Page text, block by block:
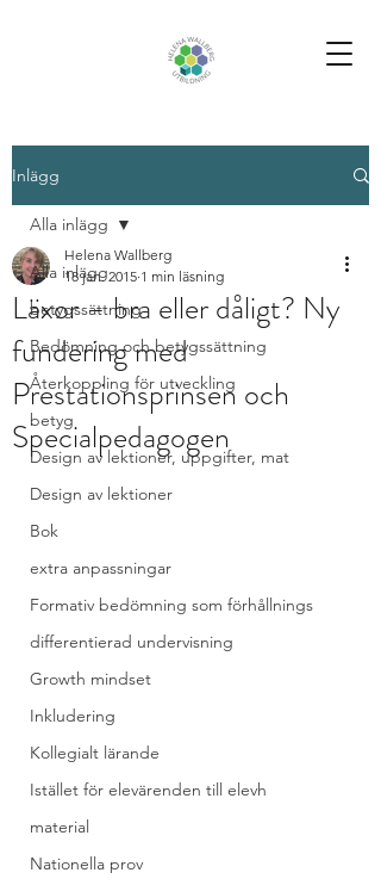
Inlägg
Alla inlägg
betygssättning
Bedömning och betygssättning
Återkoppling för utveckling
betyg
Design av lektioner, uppgifter, mat
Design av lektioner
Bok
extra anpassningar
Formativ bedömning som förhållnings
differentierad undervisning
Growth mindset
Inkludering
Kollegialt lärande
Istället för elevärenden till elevh
material
Nationella prov
Alla inlägg
Läxor – bra eller dåligt? Ny
fundering med
Prestationsprinsen och
Specialpedagogen
Helena Wallberg
18 jan. 2015 1 min läsning